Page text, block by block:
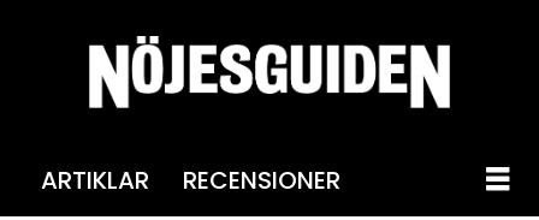
ARTIKLAR RECENSIONER